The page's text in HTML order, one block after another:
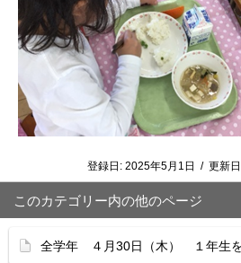
登録日: 2025年5月1日 / 更新
このカテゴリー内の他のページ
全学年 ４月30日（木） １年生